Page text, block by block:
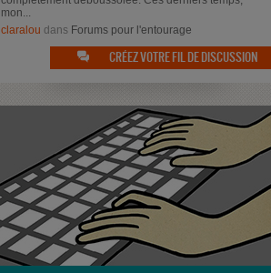
mon...
claralou dans Forums pour l'entourage
 CRÉEZ VOTRE FIL DE DISCUSSION